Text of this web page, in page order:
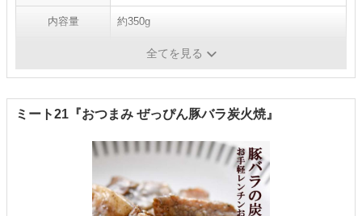
内容量 約350g
全てを見る
ミート21『おつまみ ぜっぴん豚バラ炭火焼』